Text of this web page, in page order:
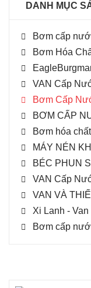
DANH MỤC
Bơm cấp
Bơm Hóa
VAN Cấp
Bơm Cấp
BƠM CẤP
Bơm hóa
MÁY NÉN
BÉC PHUN
VAN Cấp
VAN VÀ
Xi Lanh -
Bơm cấp